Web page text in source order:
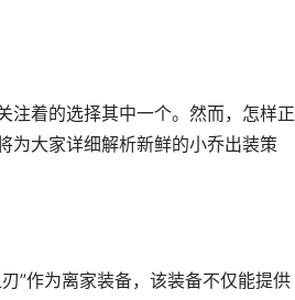
注着的选择其中一个。然而，怎样正
为大家详细解析新鲜的小乔出装策
”作为离家装备，该装备不仅能提供